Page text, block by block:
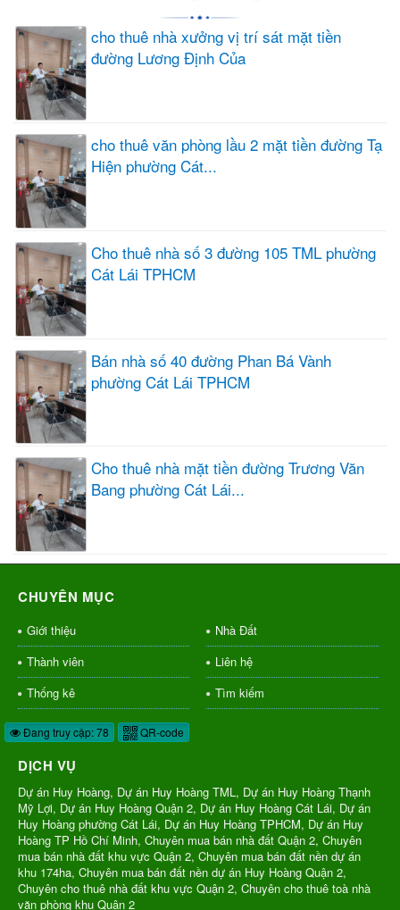
cho thuê nhà xưởng vị trí sát mặt tiền
đường Lương Định Của
cho thuê văn phòng lầu 2 mặt tiền đường Tạ
Hiện phường Cát...
Cho thuê nhà số 3 đường 105 TML phường
Cát Lái TPHCM
Bán nhà số 40 đường Phan Bá Vành
phường Cát Lái TPHCM
Cho thuê nhà mặt tiền đường Trương Văn
Bang phường Cát Lái...
CHUYÊN MỤC
Giới thiệu
Nhà Đất
Thành viên
Liên hệ
Thống kê
Tìm kiếm
Đang truy cập: 78 QR-code
DỊCH VỤ
Dự án Huy Hoàng, Dự án Huy Hoàng TML, Dự án Huy Hoàng Thạnh
Mỹ Lợi, Dự án Huy Hoàng Quận 2, Dự án Huy Hoàng Cát Lái, Dự án
Huy Hoàng phường Cát Lái, Dự án Huy Hoàng TPHCM, Dự án Huy
Hoàng TP Hồ Chí Minh, Chuyên mua bán nhà đất Quận 2, Chuyên
mua bán nhà đất khu vực Quận 2, Chuyên mua bán đất nền dự án
khu 174ha, Chuyên mua bán đất nền dự án Huy Hoàng Quận 2,
Chuyên cho thuê nhà đất khu vực Quận 2, Chuyên cho thuê toà nhà
văn phòng khu Quận 2